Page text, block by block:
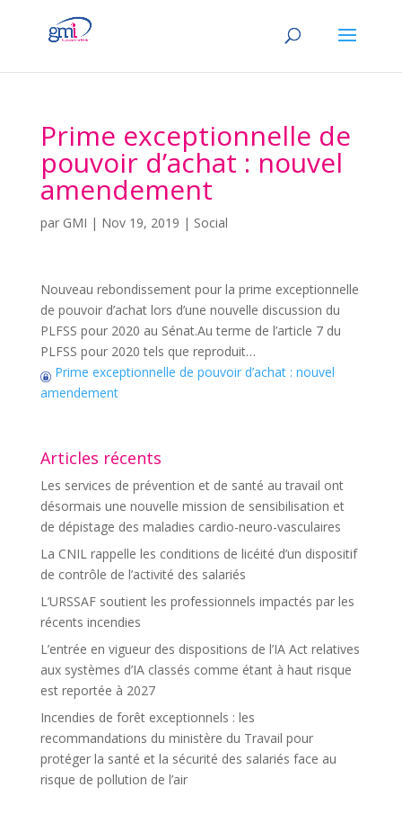
Prime exceptionnelle de
pouvoir d’achat : nouvel
amendement
par GMI | Nov 19, 2019 | Social
Nouveau rebondissement pour la prime exceptionnelle
de pouvoir d’achat lors d’une nouvelle discussion du
PLFSS pour 2020 au Sénat.Au terme de l’article 7 du
PLFSS pour 2020 tels que reproduit…
Prime exceptionnelle de pouvoir d’achat : nouvel
amendement
Articles récents
Les services de prévention et de santé au travail ont
désormais une nouvelle mission de sensibilisation et
de dépistage des maladies cardio-neuro-vasculaires
La CNIL rappelle les conditions de licéité d’un dispositif
de contrôle de l’activité des salariés
L’URSSAF soutient les professionnels impactés par les
récents incendies
L’entrée en vigueur des dispositions de l’IA Act relatives
aux systèmes d’IA classés comme étant à haut risque
est reportée à 2027
Incendies de forêt exceptionnels : les
recommandations du ministère du Travail pour
protéger la santé et la sécurité des salariés face au
risque de pollution de l’air